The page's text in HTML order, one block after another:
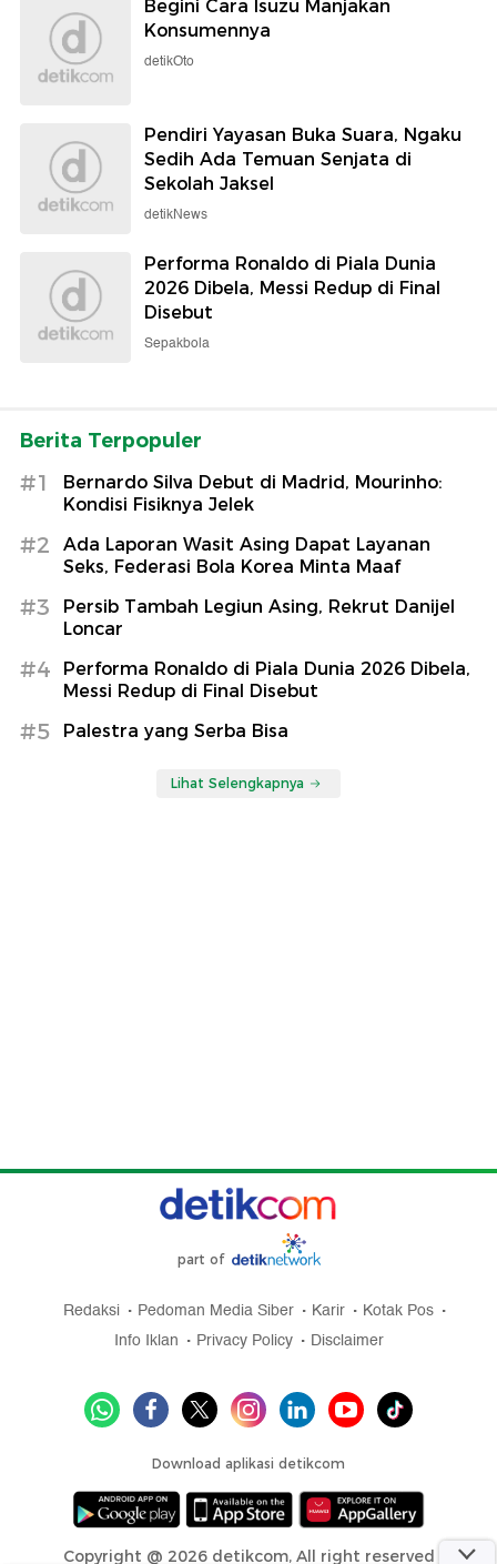
Begini Cara Isuzu Manjakan
Konsumennya
detikOto
Pendiri Yayasan Buka Suara, Ngaku
Sedih Ada Temuan Senjata di
Sekolah Jaksel
detikNews
Performa Ronaldo di Piala Dunia
2026 Dibela, Messi Redup di Final
Disebut
Sepakbola
Berita Terpopuler
#1
Bernardo Silva Debut di Madrid, Mourinho:
Kondisi Fisiknya Jelek
#2
Ada Laporan Wasit Asing Dapat Layanan
Seks, Federasi Bola Korea Minta Maaf
#3
Persib Tambah Legiun Asing, Rekrut Danijel
Loncar
#4
Performa Ronaldo di Piala Dunia 2026 Dibela,
Messi Redup di Final Disebut
#5 Palestra yang Serba Bisa
Lihat Selengkapnya
part of
Redaksi Pedoman Media Siber Karir
Kotak Pos
Info Iklan
Privacy Policy Disclaimer
Download aplikasi detikcom
Copyright @ 2026 detikcom, All right reserved